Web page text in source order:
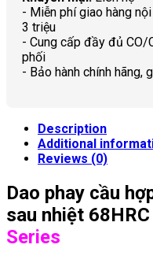
- Miễn phí giao hàng
3 triệu
- Cung cấp đầy đủ CO/
phối
- Bảo hành chính hãng,
Description
Additional
Reviews (0)
Dao phay cầu
sau nhiệt 68HRC
Series